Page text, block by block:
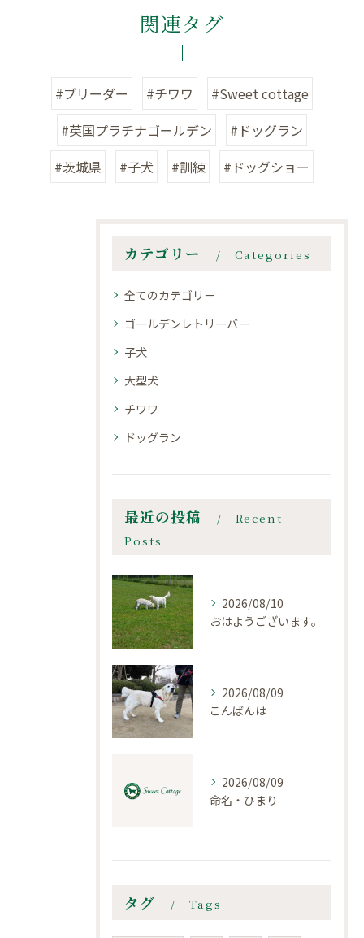
関連タグ
#ブリーダー #チワワ
#Sweet cottage
#英国プラチナゴールデン
#ドッグラン
#茨城県
#子犬 #訓練 #ドッグショー
カテゴリー Categories
全てのカテゴリー
ゴールデンレトリーバー
子犬
大型犬
チワワ
ドッグラン
最近の投稿
Recent
Posts
2026/08/10
おはようございます。
2026/08/09
こんばんは
2026/08/09
命名・ひまり
タグ Tags